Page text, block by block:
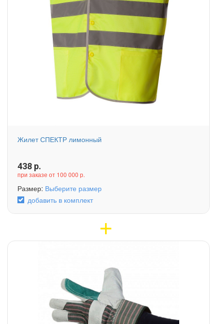
Жилет СПЕКТР лимонный
438 р.
при заказе от 100 000 р.
Размер: Выберите размер
добавить в комплект